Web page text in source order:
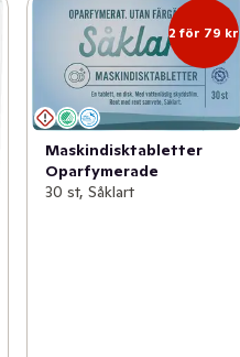
2 för 79 kr
Maskindisktabletter
Oparfymerade
30 st, Såklart